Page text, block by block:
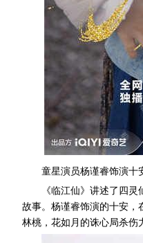
童星演员杨谨睿饰演十
《临江仙》讲述了四
故事。杨谨睿饰演的十安，
林桃，花如月的诛心局杀伤